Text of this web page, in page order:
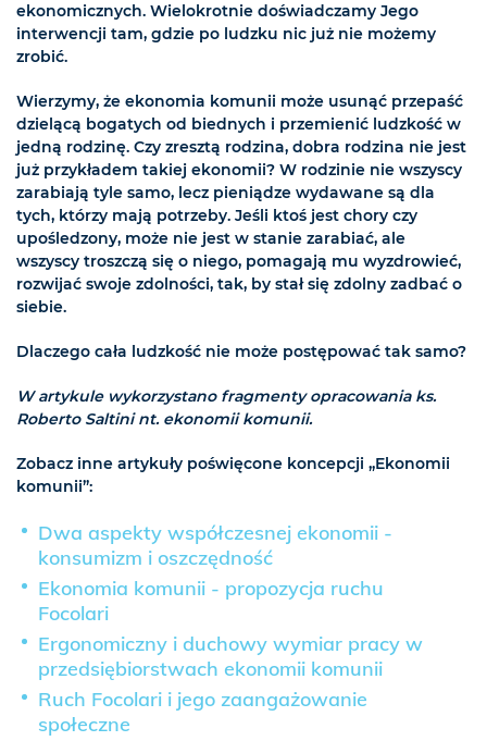
ekonomicznych. Wielokrotnie doświadczamy Jego
interwencji tam, gdzie po ludzku nic już nie możemy
zrobić.
Wierzymy, że ekonomia komunii może usunąć przepaść
dzielącą bogatych od biednych i przemienić ludzkość w
jedną rodzinę. Czy zresztą rodzina, dobra rodzina nie jest
już przykładem takiej ekonomii? W rodzinie nie wszyscy
zarabiają tyle samo, lecz pieniądze wydawane są dla
tych, którzy mają potrzeby. Jeśli ktoś jest chory czy
upośledzony, może nie jest w stanie zarabiać, ale
wszyscy troszczą się o niego, pomagają mu wyzdrowieć,
rozwijać swoje zdolności, tak, by stał się zdolny zadbać o
siebie.
Dlaczego cała ludzkość nie może postępować tak samo?
W artykule wykorzystano fragmenty opracowania ks.
Roberto Saltini nt. ekonomii komunii.
Zobacz inne artykuły poświęcone koncepcji „Ekonomii
komunii”:
Dwa aspekty współczesnej ekonomii -
konsumizm i oszczędność
Ekonomia komunii - propozycja ruchu
Focolari
Ergonomiczny i duchowy wymiar pracy w
przedsiębiorstwach ekonomii komunii
Ruch Focolari i jego zaangażowanie
społeczne